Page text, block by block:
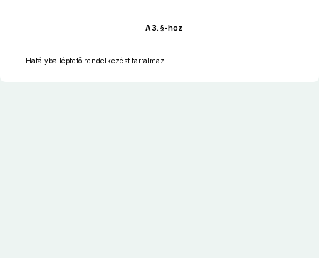
A 3. §-hoz
Hatályba léptető rendelkezést tartalmaz.